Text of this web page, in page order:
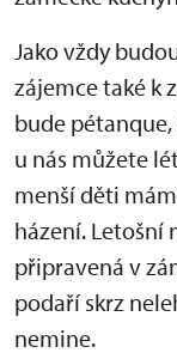
Jako vždy
zájemce také k
bude
u nás můžete
menší děti
házení. Letošní
připravená v
podaří skrz
nemine.